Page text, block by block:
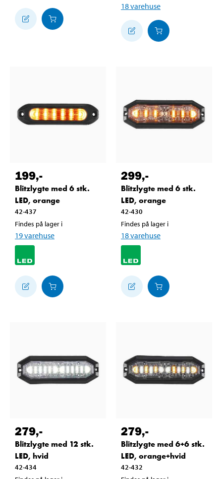
18varehuse
199,-
Blitzlygte med 6 stk.
LED, orange
42-437
Findes på lager i
19varehuse
299,-
Blitzlygte med 6 stk.
LED, orange
42-430
Findes på lager i
18varehuse
279,-
Blitzlygte med 12 stk.
LED, hvid
42-434
279,-
Blitzlygte med 6+6 stk.
LED, orange+hvid
42-432